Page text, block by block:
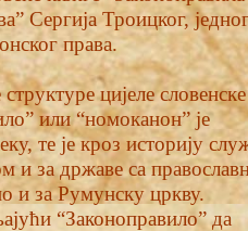
Сергија Троицког,
права.
цијеле словенске
или “номоканон” је
те је кроз историју
и за државе са
и за Румунску цркву.
“Законоправило” да